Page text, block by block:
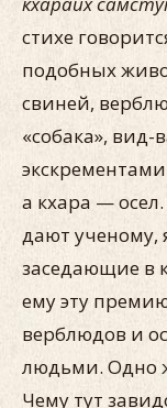
стихе
подобных
свиней,
«собака»,
а кхара —
дают
заседающие в
ему эту
верблюдов и
людьми. Одно
Чему тут